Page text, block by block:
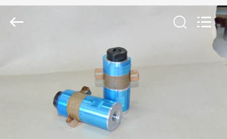
PRODUITS
Co.,